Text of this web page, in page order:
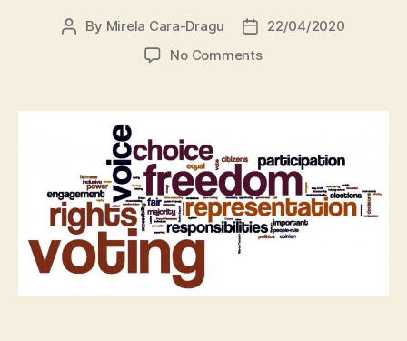
Post
By Mirela Cara-Dragu
Post
date
22/04/2020
No Commentson
pandemie:
deschisă
semnată
de
peste
50
europene.